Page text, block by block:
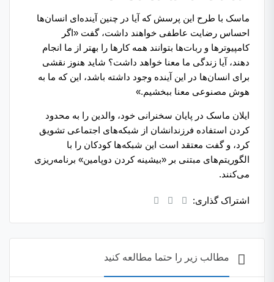
ماسک با طرح این پرسش که آیا در چنین آینده‌ای انسان‌ها
احساس رضایت عاطفی خواهند داشت، گفت «اگر
کامپیوترها و ربات‌ها بتوانند همه کارها را بهتر از ما انجام
دهند، آیا زندگی ما معنا خواهد داشت؟ شاید هنوز نقشی
برای انسان‌ها در این آینده وجود داشته باشد، این که ما به
هوش مصنوعی معنا ببخشیم.»
ایلان ماسک در پایان سخنرانی خود، والدین را به محدود
کردن استفاده فرزندانشان از شبکه‌های اجتماعی تشویق
کرد، و گفت معتقد است این شبکه‌ها کودکان را با
الگوریتم‌های مبتنی بر «بیشینه کردن دوپامین» برنامه‌ریزی
می‌کنند.
اشتراک گذاری:
مطالب زیر را حتما مطالعه کنید